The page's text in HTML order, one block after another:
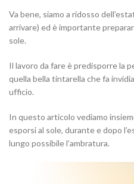
Va bene, siamo a ridosso
arrivare) ed è importante
sole.
Il lavoro da fare è predisporre la
quella bella tintarella che fa
ufficio.
In questo articolo vediamo
esporsi al sole, durante e dopo
lungo possibile l’ambratura.